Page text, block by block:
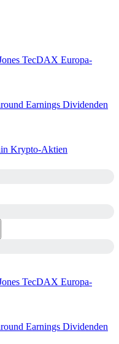
TecDAX Europa-
Earnings Dividenden
Krypto-Aktien
TecDAX Europa-
Earnings Dividenden